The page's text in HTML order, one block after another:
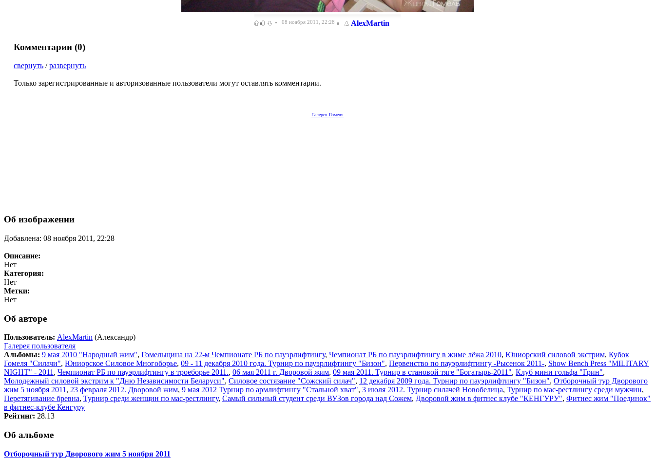
0 08 ноября 2011, 22:28 AlexMartin
Комментарии (0)
свернуть /развернуть
Только зарегистрированные и авторизованные пользователи могут оставлять комментарии.
Галерея Гомеля
Об изображении
Добавлена: 08 ноября 2011, 22:28
Описание:
Нет
Категория:
Нет
Метки:
Нет
Об авторе
Пользователь: AlexMartin (Александр)
Галерея пользователя
Альбомы: 9 мая 2010 "Народный жим", Гомельщина на 22-м Чемпионате РБ по пауэрлифтингу, Чемпионат РБ по пауэрлифтингу в жиме лёжа 2010, Юниорский силовой экстрим, Кубок
Гомеля "Силачи", Юниорское Силовое Многоборье, 09 - 11 декабря 2010 года. Турнир по пауэрлифтингу "Бизон", Первенство по пауэрлифтингу -Рысенок 2011-, Show Bench Press "MILITARY
NIGHT" - 2011 , Чемпионат РБ по пауэрлифтингу в троеборье 2011., 06 мая 2011 г. Дворовой жим, 09 мая 2011. Турнир в становой тяге "Богатырь-2011", Клуб мини гольфа "Грин",
Молодежный силовой экстрим к "Дню Независимости Беларуси", Силовое состязание "Сожский силач", 12 декабря 2009 года. Турнир по пауэрлифтингу "Бизон", Отборочный тур Дворового
жим 5 ноября 2011 , 23 февраля 2012. Дворовой жим, 9 мая 2012 Турнир по армлифтингу "Стальной хват", 3 июля 2012. Турнир силачей Новобелица, Турнир по мас-рестлингу среди мужчин,
Перетягивание бревна, Турнир среди женщин по мас-рестлингу, Самый сильный студент среди ВУЗов города над Сожем, Дворовой жим в фитнес клубе "КЕНГУРУ", Фитнес жим "Поединок"
в фитнес-клубе Кенгуру
Рейтинг: 28.13
Об альбоме
Отборочный тур Дворового жим 5 ноября 2011